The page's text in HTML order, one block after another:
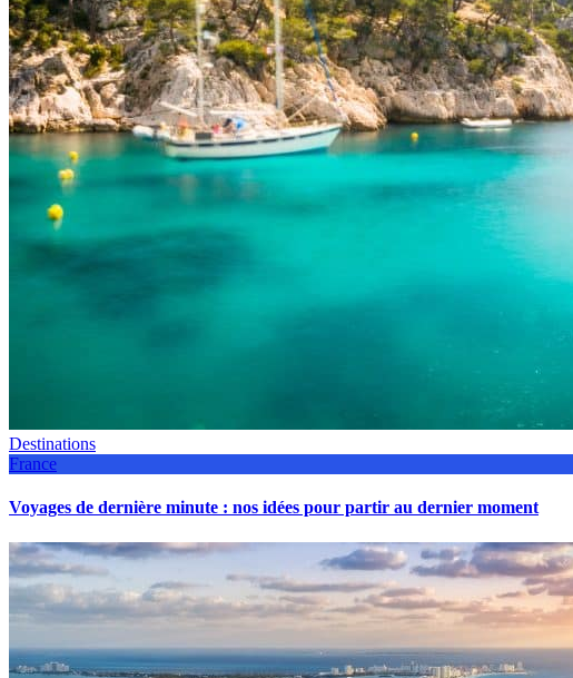
Destinations
France
Voyages de dernière minute : nos idées pour partir au dernier moment